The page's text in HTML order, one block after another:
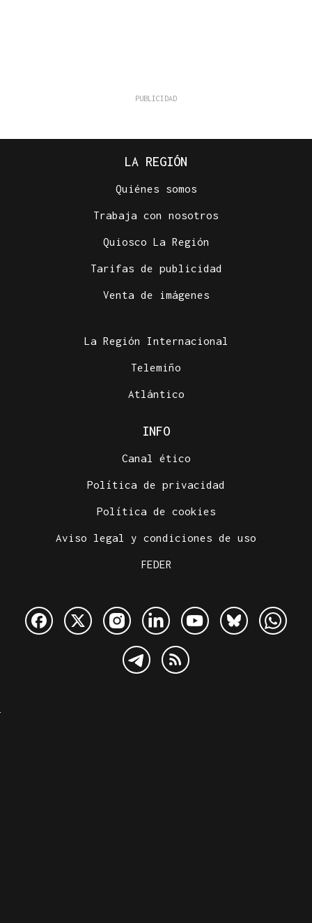
LA REGIÓN
Quiénes somos
Trabaja con nosotros
Quiosco La Región
Tarifas de publicidad
Venta de imágenes
La Región Internacional
Telemiño
Atlántico
INFO
Canal ético
Política de privacidad
Política de cookies
Aviso legal y condiciones de uso
FEDER